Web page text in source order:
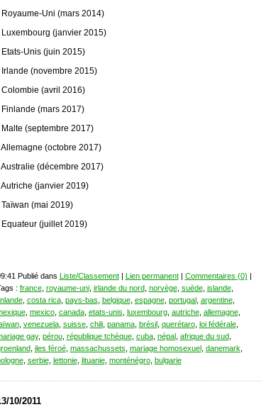
Royaume-Uni (mars 2014)
Luxembourg (janvier 2015)
Etats-Unis (juin 2015)
Irlande (novembre 2015)
Colombie (avril 2016)
Finlande (mars 2017)
Malte (septembre 2017)
Allemagne (octobre 2017)
Australie (décembre 2017)
Autriche (janvier 2019)
Taïwan (mai 2019)
Equateur (juillet 2019)
Publié dans Liste/Classement| Lien permanent| Commentaires (0) |
: france, royaume-uni, irlande du nord, norvège, suède, islande,
, costa rica, pays-bas belgique, espagne, portugal, argentine,
, mexico, canada, etats-unis luxembourg, autriche, allemagne,
, venezuela, suisse, chili, panama, brésil, querétaro, loi fédérale,
gay, pérou, république tchèque, cuba, népal, afrique du sud,
, iles féroé, massachussets mariage homosexuel, danemark
, serbie, lettonie, lituanie, monténégro, bulgarie
10/2011